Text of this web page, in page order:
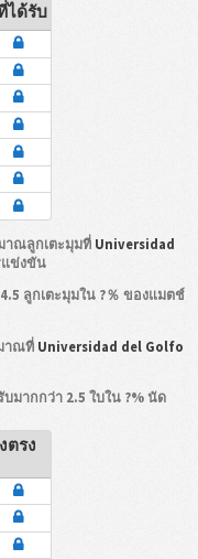
ได้รับ
าณลูกเตะมุมที่ Universidad
ข่งขัน
ลูกเตะมุมใน ?％ ของแมตช์
าณที่ Universidad del Golfo
บมากกว่า 2.5 ใบใน ?% นัด
ตรง